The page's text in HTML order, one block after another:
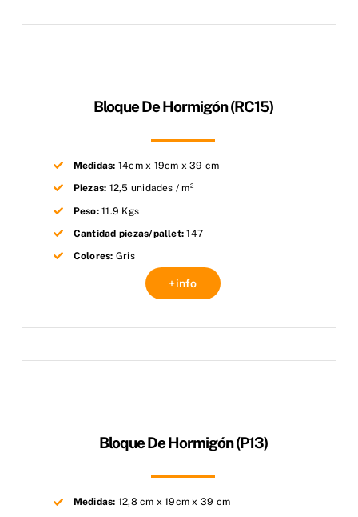
Bloque De Hormigón (RC15)
Medidas: 14cm x 19cm x 39 cm
Piezas: 12,5 unidades / m²
Peso:11.9 Kgs
Cantidad piezas/pallet: 147
Colores: Gris
+info
Bloque De Hormigón (P13)
Medidas: 12,8 cm x 19cm x 39 cm